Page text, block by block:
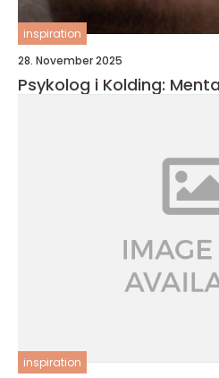
inspiration
28. November 2025
Psykolog i Kolding:
inspiration